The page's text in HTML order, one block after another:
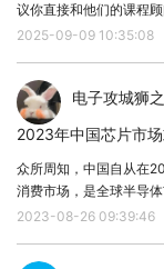
议你直接和他们的课程
题：课程大纲和最新的
下他的课吗？学习过程
2025-09-09 10:35:08
电子攻城狮
2023年中国芯片市
众所周知，中国自从在
消费市场，是全球半导
在2021年达到峰值1773
TechInsights预测，
2023-08-26 09:39:46